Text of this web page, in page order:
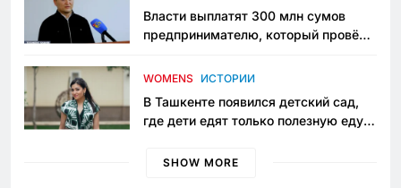
Власти выплатят 300 млн сумов
предпринимателю, который провёл
приговору
WOMENS ИСТОРИИ
В Ташкенте появился детский сад,
где дети едят только полезную еду.
просить «кашу без сахара»
SHOW MORE